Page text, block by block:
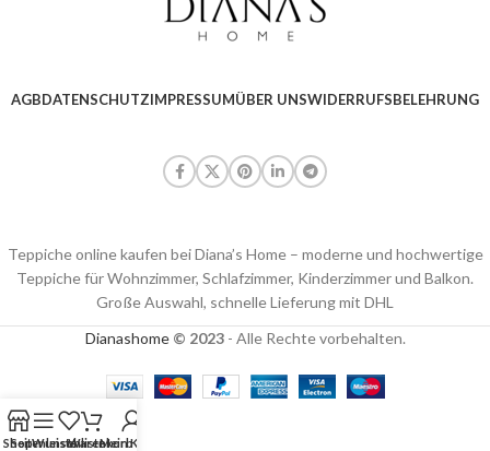
AGBDATENSCHUTZIMPRESSUMÜBER UNSWIDERRUFSBELEHRUNG
Teppiche online kaufen bei Diana’s Home – moderne und hochwertige
Teppiche für Wohnzimmer, Schlafzimmer, Kinderzimmer und Balkon.
Große Auswahl, schnelle Lieferung mit DHL
Dianashome © 2023 - Alle Rechte vorbehalten.
Shop
Seitenleiste
Wunschliste
Warenkorb
Mein Konto